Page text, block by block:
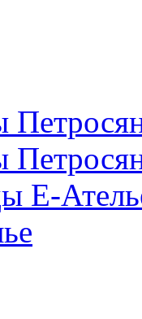
Е-